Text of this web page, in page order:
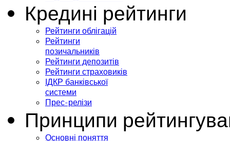
Кредині рейтинги
Рейтинги облігацій
Рейтинги
позичальників
Рейтинги депозитів
Рейтинги страховиків
ІДКР банківської
системи
Прес-релізи
Принципи
Основні поняття